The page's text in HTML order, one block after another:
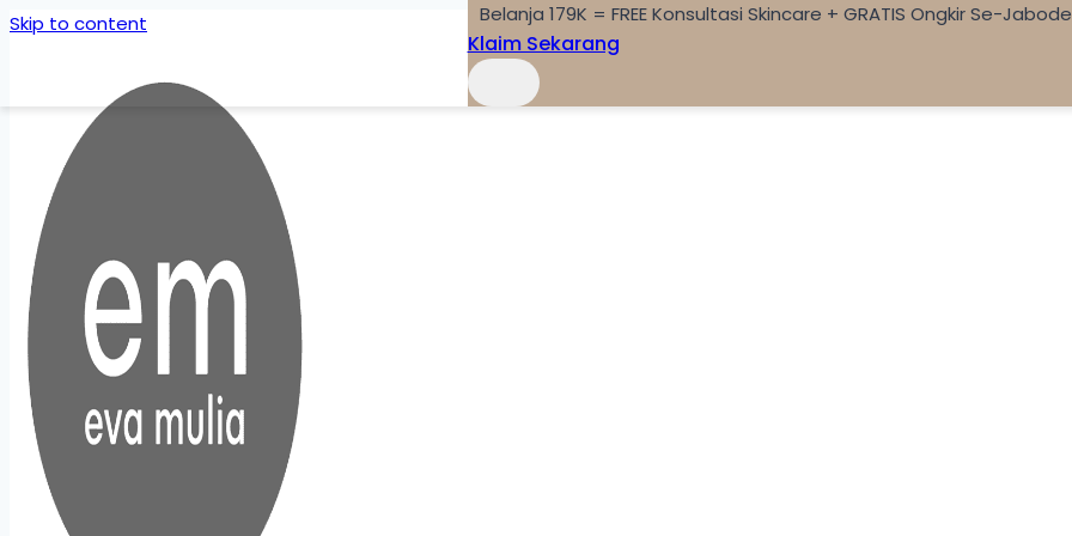
Skip to content Belanja 179K = FREE Konsultasi Skincare + GRATIS Ongkir Se-
Klaim Sekarang